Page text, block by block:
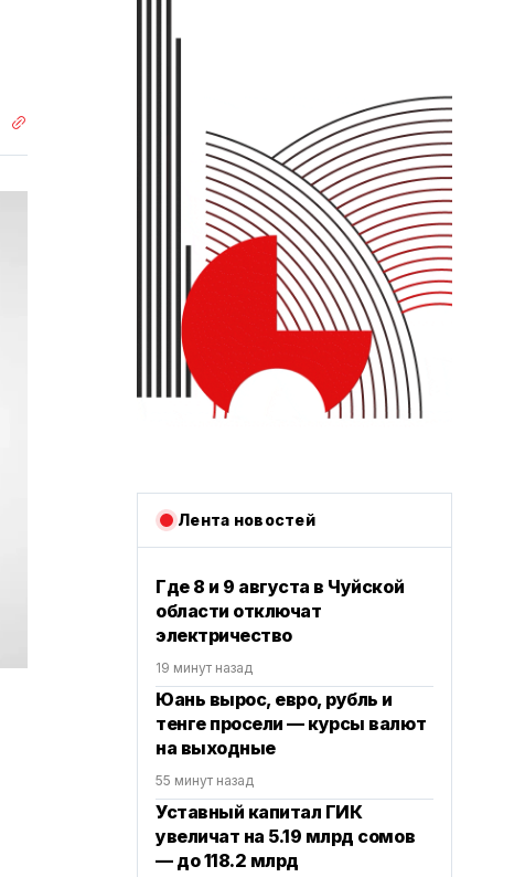
Лента новостей
Где 8 и 9 августа в Чуйской
области отключат
электричество
19 минут назад
Юань вырос, евро, рубль и
тенге просели — курсы валют
на выходные
55 минут назад
Уставный капитал ГИК
увеличат на 5.19 млрд сомов
— до 118.2 млрд